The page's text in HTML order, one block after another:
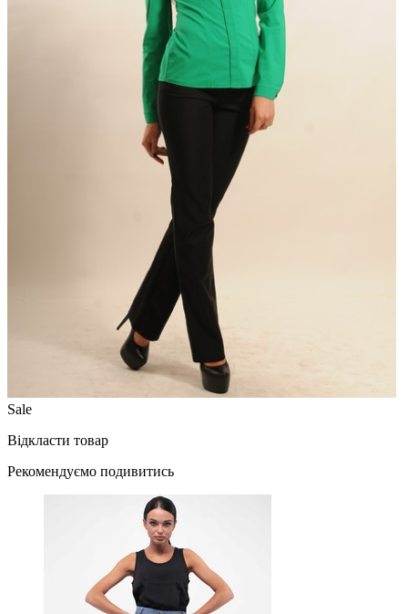
Sale
Відкласти товар
Рекомендуємо подивитись